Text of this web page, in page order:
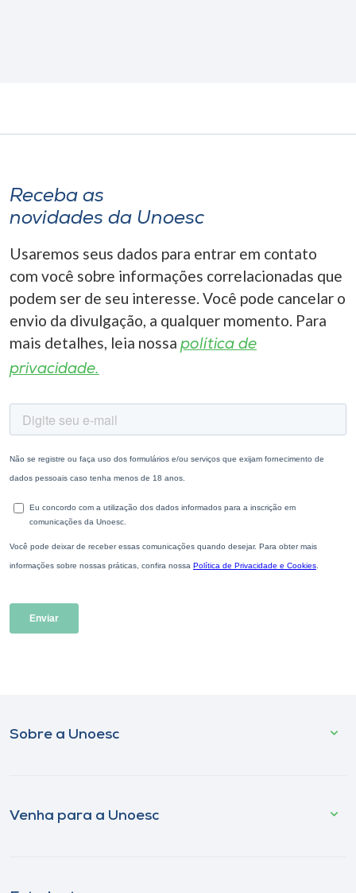
Receba as
novidades da Unoesc
Usaremos seus dados para entrar em contato
com você sobre informações correlacionadas que
podem ser de seu interesse. Você pode cancelar o
envio da divulgação, a qualquer momento. Para
mais detalhes, leia nossa política de
privacidade.
Sobre a Unoesc
Venha para a Unoesc